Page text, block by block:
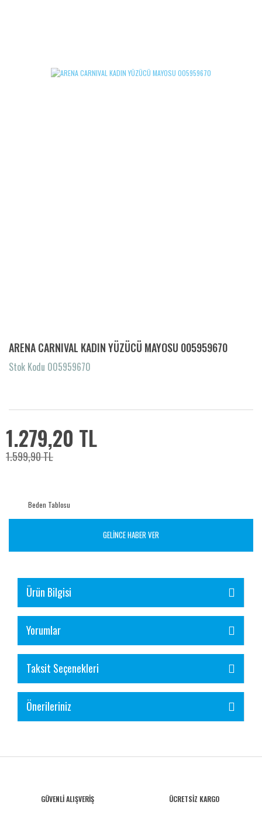
ARENA CARNIVAL KADIN YÜZÜCÜ MAYOSU 005959670
Stok Kodu 005959670
1.279,20 TL
1.599,90 TL
Beden Tablosu
GELİNCE HABER VER
Ürün Bilgisi
Yorumlar
Taksit Seçenekleri
Önerileriniz
GÜVENLİ ALIŞVERİŞ ÜCRETSİZ KARGO